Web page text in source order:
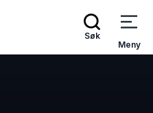
Søk
Meny